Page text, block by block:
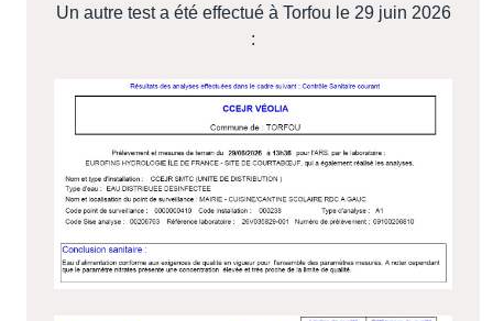
Un autre test a été effectué à Torfou le 29 juin 2026
: